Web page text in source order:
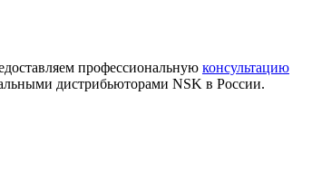
профессиональную консультацию
дистрибьюторами NSK в России.